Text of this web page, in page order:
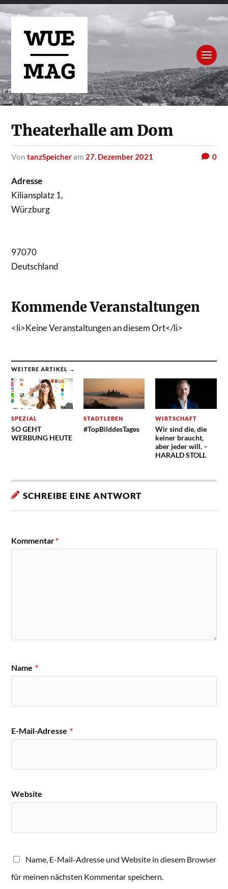
Theaterhalle am Dom
vontanzSpeicheram 27. Dezember 2021 0
Adresse
Kiliansplatz 1,
Würzburg
97070
Deutschland
Kommende Veranstaltungen
<li>Keine Veranstaltungen an diesem Ort</li>
WEITERE ARTIKEL →
SPEZIAL
SO GEHT
WERBUNG HEUTE
STADTLEBEN
#TopBilddesTages
WIRTSCHAFT
Wir sind die, die
keiner braucht,
aber jeder will. –
HARALD STOLL
SCHREIBE EINE ANTWORT
Kommentar*
Name *
E-Mail-Adresse *
Website
Name, E-Mail-Adresse und Website in diesem Browser
für meinen nächsten Kommentar speichern.